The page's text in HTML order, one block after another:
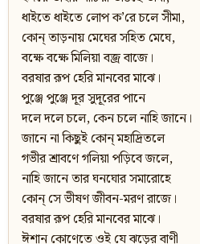
ধাইতে ধাইতে লোপ ক’রে চলে সীমা,
কোন্‌ তাড়নায় মেঘের সহিত মেঘে,
বক্ষে বক্ষে মিলিয়া বজ্র বাজে।
বরষার রূপ হেরি মানবের মাঝে।
পুঞ্জে পুঞ্জে দূর সুদূরের পানে
দলে দলে চলে, কেন চলে নাহি জানে।
জানে না কিছুই কোন্‌ মহাদ্রিতলে
গভীর শ্রাবণে গলিয়া পড়িবে জলে,
নাহি জানে তার ঘনঘোর সমারোহে
কোন্‌ সে ভীষণ জীবন-মরণ রাজে।
বরষার রূপ হেরি মানবের মাঝে।
ঈশান কোণেতে ওই যে ঝড়ের বাণী